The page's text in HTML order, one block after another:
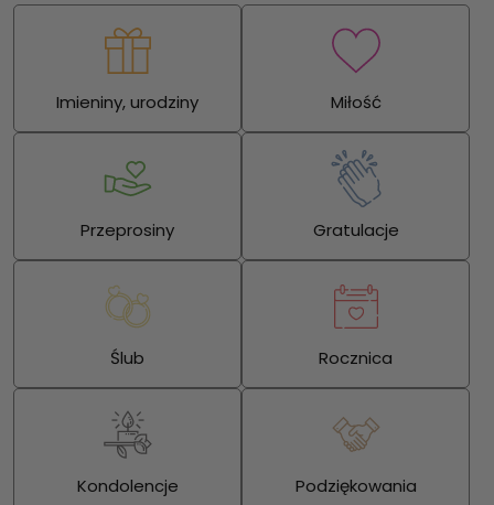
Imieniny, urodziny Miłość
Przeprosiny Gratulacje
Ślub Rocznica
Kondolencje Podziękowania